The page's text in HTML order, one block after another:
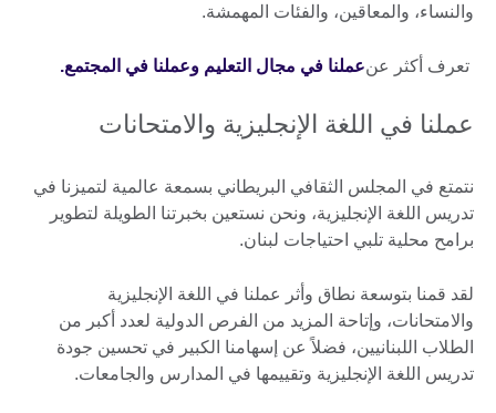
والنساء، والمعاقين، والفئات المهمشة.
تعرف أكثر عنعملنا في مجال التعليم وعملنا في المجتمع.
عملنا في اللغة الإنجليزية والامتحانات
نتمتع في المجلس الثقافي البريطاني بسمعة عالمية لتميزنا في
تدريس اللغة الإنجليزية، ونحن نستعين بخبرتنا الطويلة لتطوير
برامح محلية تلبي احتياجات لبنان.
لقد قمنا بتوسعة نطاق وأثر عملنا في اللغة الإنجليزية
والامتحانات، وإتاحة المزيد من الفرص الدولية لعدد أكبر من
الطلاب اللبنانيين، فضلاً عن إسهامنا الكبير في تحسين جودة
تدريس اللغة الإنجليزية وتقييمها في المدارس والجامعات.